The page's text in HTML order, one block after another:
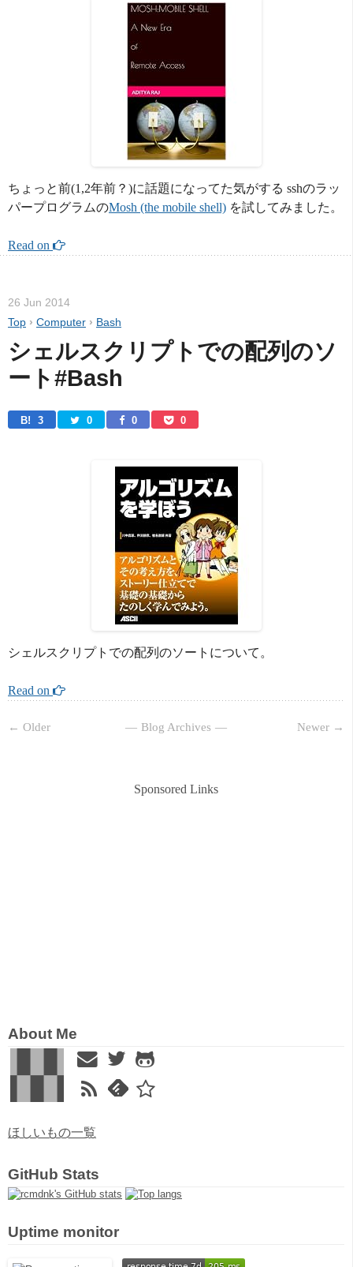
ちょっと前(1,2年前？)に話題になってた気がする sshのラッ
パープログラムのMosh (the mobile shell) を試してみました。
Read on
26 Jun 2014
Top › Computer › Bash
シェルスクリプトでの配列のソ
ート#Bash
B! 3 0 0 0
シェルスクリプトでの配列のソートについて。
Read on
← Older Blog Archives Newer →
Sponsored Links
About Me
ほしいもの一覧
GitHub Stats
Uptime monitor